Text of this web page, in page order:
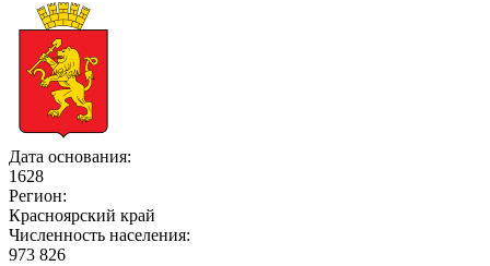
Дата основания:
1628
Регион:
Красноярский край
Численность населения:
973 826